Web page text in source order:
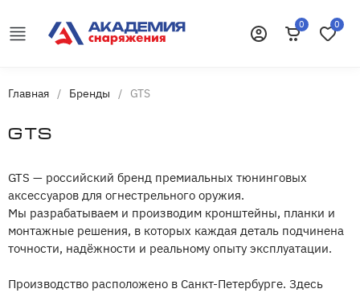
0 0
Главная / Бренды / GTS
GTS
GTS — российский бренд премиальных тюнинговых
аксессуаров для огнестрельного оружия.
Мы разрабатываем и производим кронштейны, планки и
монтажные решения, в которых каждая деталь подчинена
точности, надёжности и реальному опыту эксплуатации.
Производство расположено в Санкт-Петербурге. Здесь